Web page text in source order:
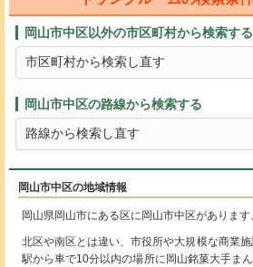
岡山市中区以外の市区町村から検索する
岡山市中区の路線から検索する
岡山市中区の地域情報
岡山県岡山市にある区に岡山市中区があります
北区や南区とは違い、市役所や大規模な商業
駅から車で10分以内の場所に岡山銘菓大手ま